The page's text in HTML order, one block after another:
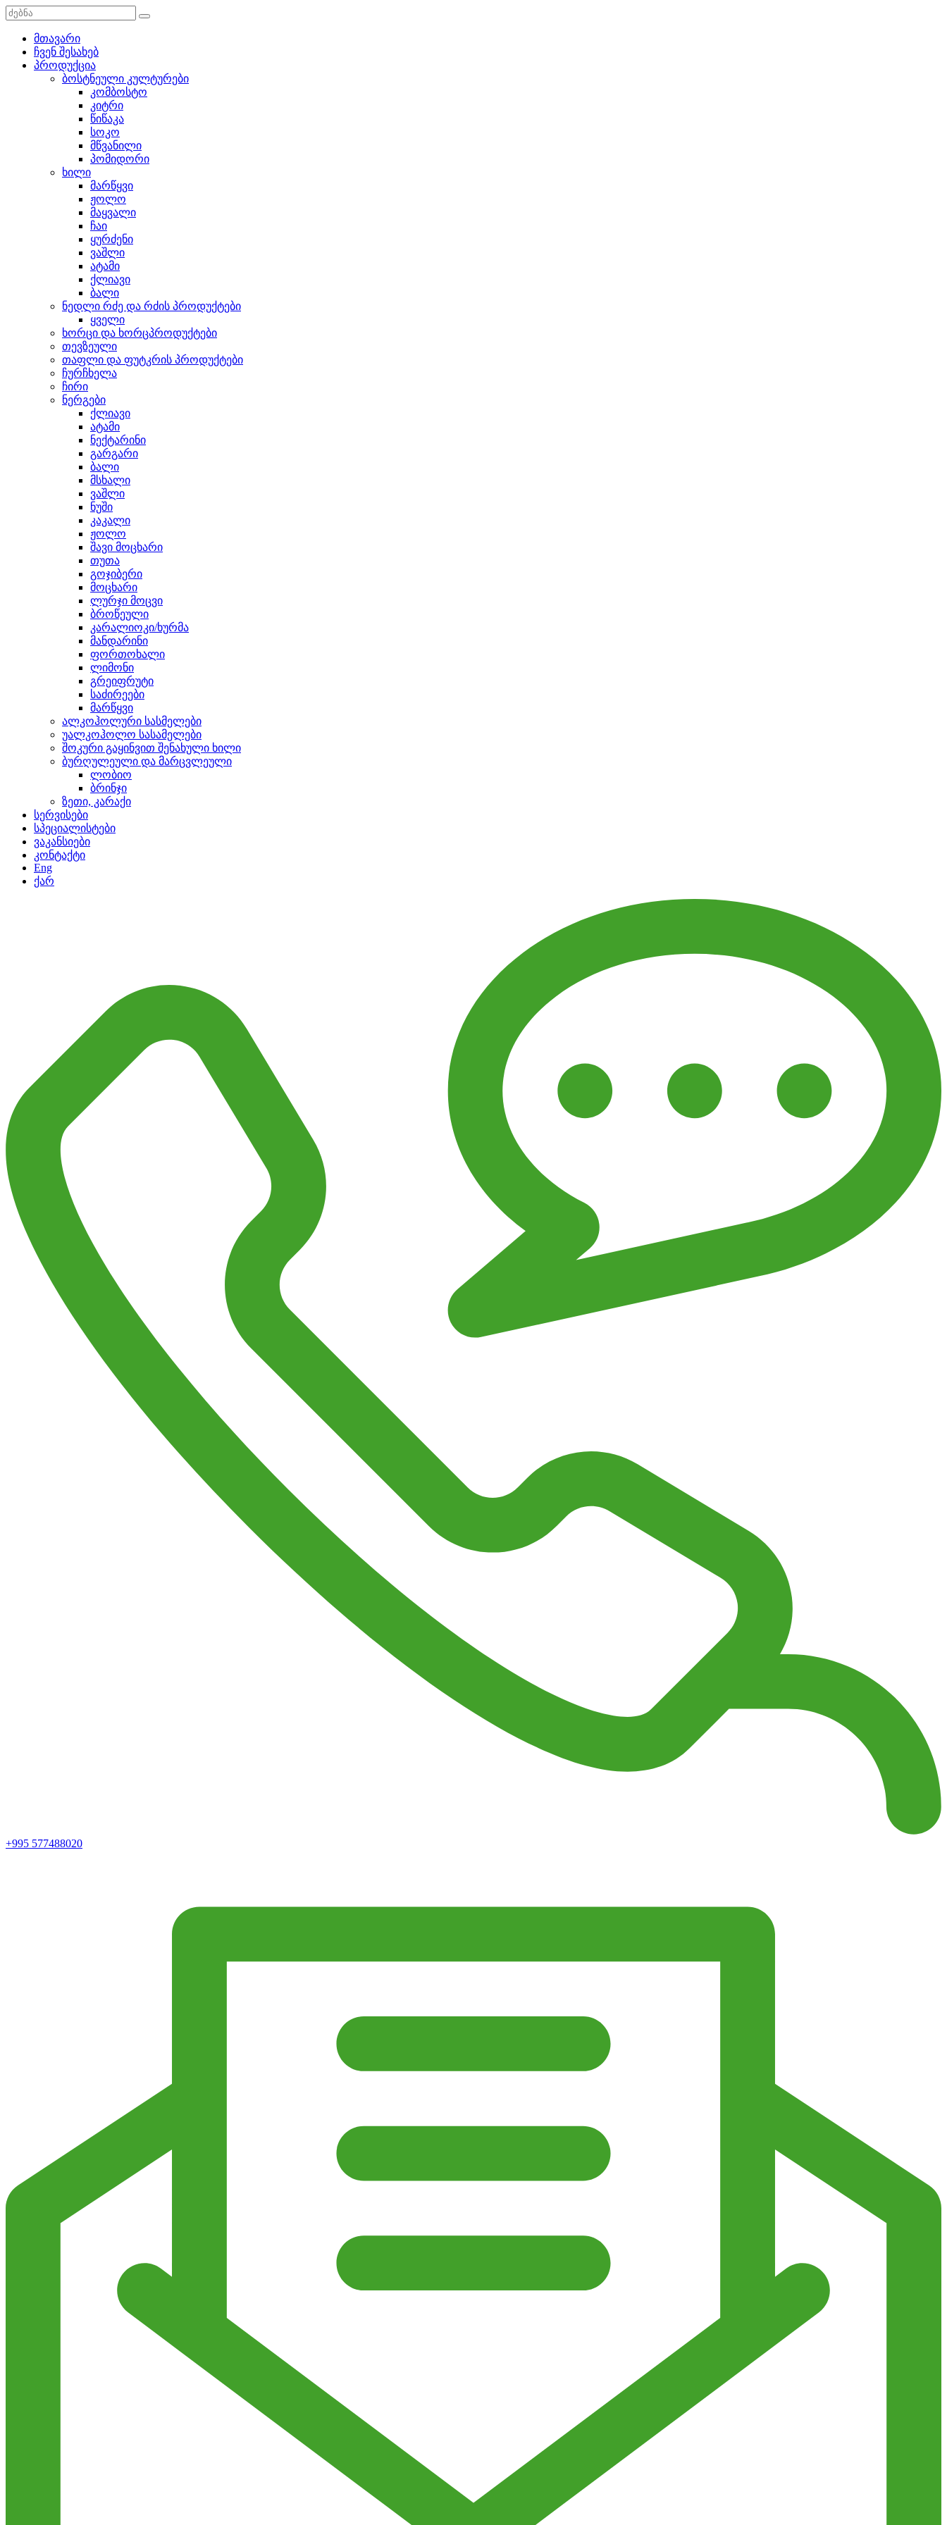
მთავარი
ჩვენ შესახებ
პროდუქცია
ბოსტნეული კულტურები
კომბოსტო
კიტრი
წიწაკა
სოკო
მწვანილი
პომიდორი
ხილი
მარწყვი
ჟოლო
მაყვალი
ჩაი
ყურძენი
ვაშლი
ატამი
ქლიავი
ბალი
ნედლი რძე და რძის პროდუქტები
ყველი
ხორცი და ხორცპროდუქტები
თევზეული
თაფლი და ფუტკრის პროდუქტები
ჩურჩხელა
ჩირი
ნერგები
ქლიავი
ატამი
ნექტარინი
გარგარი
ბალი
მსხალი
ვაშლი
ნუში
კაკალი
ჟოლო
შავი მოცხარი
თუთა
გოჯიბერი
მოცხარი
ლურჯი მოცვი
ბროწეული
კარალიოკი/ხურმა
მანდარინი
ფორთოხალი
ლიმონი
გრეიფრუტი
საძირეები
მარწყვი
ალკოჰოლური სასმელები
უალკოჰოლო სასამელები
შოკური გაყინვით შენახული ხილი
ბურღულეული და მარცვლეული
ლობიო
ბრინჯი
ზეთი, კარაქი
სერვისები
სპეციალისტები
ვაკანსიები
კონტაქტი
Eng
ქარ
+995 577488020